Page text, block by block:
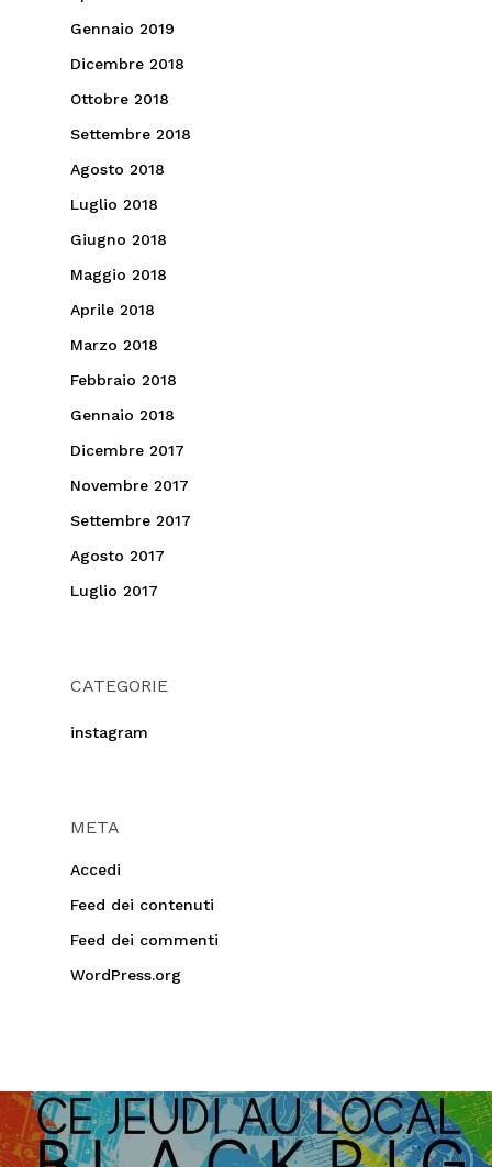
Gennaio 2019
Dicembre 2018
Ottobre 2018
Settembre 2018
Agosto 2018
Luglio 2018
Giugno 2018
Maggio 2018
Aprile 2018
Marzo 2018
Febbraio 2018
Gennaio 2018
Dicembre 2017
Novembre 2017
Settembre 2017
Agosto 2017
Luglio 2017
CATEGORIE
instagram
META
Accedi
Feed dei contenuti
Feed dei commenti
WordPress.org